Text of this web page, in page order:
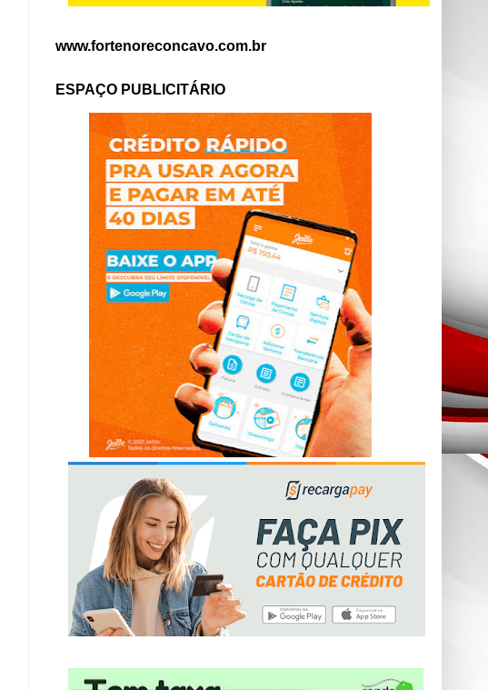
www.fortenoreconcavo.com.br
ESPAÇO PUBLICITÁRIO